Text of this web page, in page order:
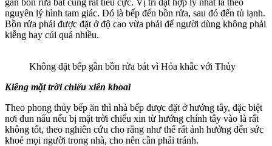
nguyên lý hình tam giác. Đó là bếp đến bồn rửa, sau đó đến tủ lạnh.
Bồn rửa phải được đặt ở độ cao vừa phải để người dùng không phải
kiễng hay cúi quá nhiều.
Không đặt bếp gần bồn rửa bát vì Hỏa khắc với Thủy
Kiêng mặt trời chiếu xiên khoai
Theo phong thủy bếp ăn thì nhà bếp được đặt ở hướng tây, đặc biệt
nơi đun nấu nếu bị mặt trời chiếu xin từ hướng chính tây vào là rất
không tốt, theo nghiên cứu cho rằng như thế rất ảnh hưởng đến sức
khoẻ mọi người trong nhà, cho nên cần phải tránh.